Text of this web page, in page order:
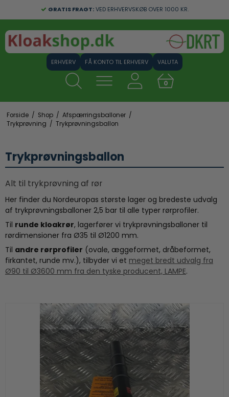
GRATIS FRAGT:VED ERHVERVSKØB OVER 1000 KR.
FÅ KONTO TIL ERHVERV VALUTA
0
Forside / Shop / Afspærringsballoner /
Trykprøvning / Trykprøvningsballon
Trykprøvningsballon
Alt til trykprøvning af rør
Her finder du Nordeuropas største lager og bredeste udvalg
af trykprøvningsballoner 2,5 bar til alle typer rørprofiler.
Til runde kloakrør, lagerfører vi trykprøvningsballoner til
rørdimensioner fra Ø35 til Ø1200 mm.
Til andre rørprofiler (ovale, æggeformet, dråbeformet,
firkantet, runde mv.), tilbyder vi et meget bredt udvalg fra
Ø90 til Ø3600 mm fra den tyske producent, LAMPE.